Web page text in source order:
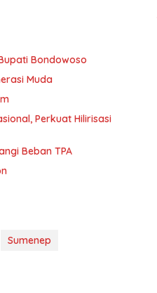
Bondowoso
Muda
Perkuat Hilirisasi
Beban TPA
Sumenep